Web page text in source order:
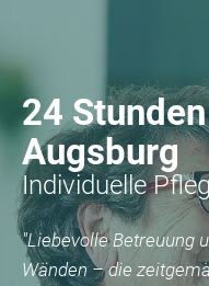
24
Augsburg
Individuelle
"Liebevolle Betreuung
Wänden – die